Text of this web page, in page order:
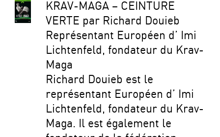
KRAV-MAGA – CEINTURE
VERTE par Richard Douieb
Représentant Européen d’ Imi
Lichtenfeld, fondateur du Krav-
Maga
Richard Douieb est le
représentant Européen d’ Imi
Lichtenfeld, fondateur du Krav-
Maga. Il est également le